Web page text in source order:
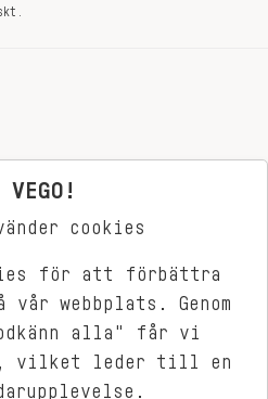
VEGO!
cookies
för att förbättra
webbplats. Genom
alla" får vi
vilket leder till en